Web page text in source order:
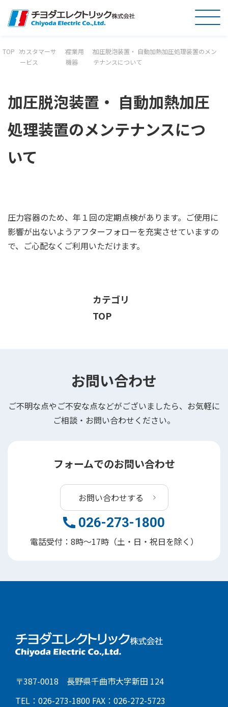
TOP
カスタマーサ
ービス
産業用
機器
加圧脱泡装置・ 自動加熱加圧処理装置のメン
テナンスについて
加圧脱泡装置・ 自動加熱加圧
処理装置のメンテナンスにつ
いて
圧力容器のため、年１回の定期点検があります。ご使用に
影響が出ないようアフターフォローを充実させていますの
で、ご心配なくご利用いただけます。
カテゴリ
TOP
お問い合わせ
ご不明な点やご不安な点などがございましたら、お気軽に
ご相談・お問い合わせください。
フォームでのお問い合わせ
お問い合わせする
026-273-1800
電話受付：8時～17時（土・日・祝日を除く）
〒387-0018 長野県千曲市大字新田 124
TEL：026-273-1800 FAX：026-272-5723